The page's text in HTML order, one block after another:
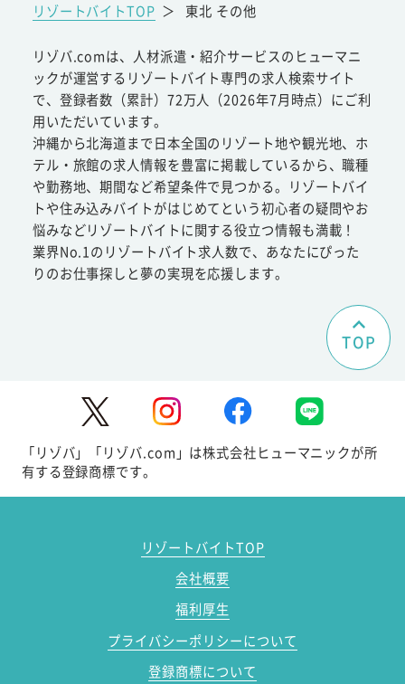
リゾートバイトTOP ＞ 東北 その他
リゾバ.comは、人材派遣・紹介サービスのヒューマニ
ックが運営するリゾートバイト専門の求人検索サイト
で、登録者数（累計）72万人（2026年7月時点）にご利
用いただいています。
沖縄から北海道まで日本全国のリゾート地や観光地、ホ
テル・旅館の求人情報を豊富に掲載しているから、職種
や勤務地、期間など希望条件で見つかる。リゾートバイ
トや住み込みバイトがはじめてという初心者の疑問やお
悩みなどリゾートバイトに関する役立つ情報も満載！
業界No.1のリゾートバイト求人数で、あなたにぴった
りのお仕事探しと夢の実現を応援します。
TOP
「リゾバ」「リゾバ.com」は株式会社ヒューマニックが所
有する登録商標です。
リゾートバイトTOP
会社概要
福利厚生
プライバシーポリシーについて
登録商標について